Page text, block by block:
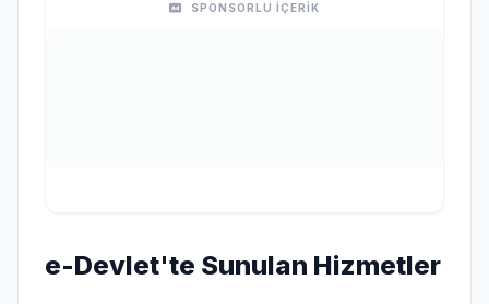
SPONSORLU İÇERİK
e-Devlet'te Sunulan Hizmetler